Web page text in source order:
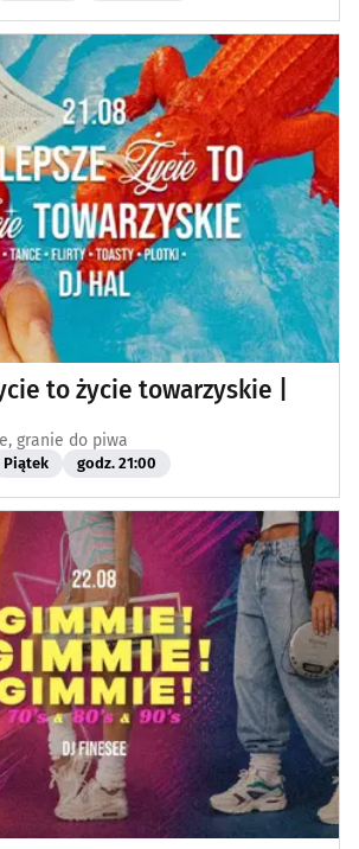
to życie towarzyskie |
granie do piwa
Piątek godz. 21:00